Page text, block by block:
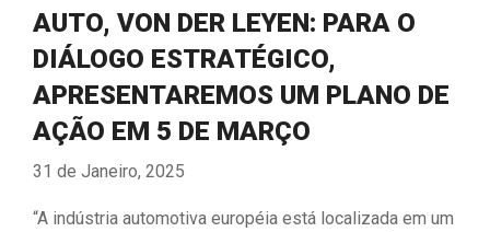
AUTO, VON DER LEYEN: PARA O
DIÁLOGO ESTRATÉGICO,
APRESENTAREMOS UM PLANO DE
AÇÃO EM 5 DE MARÇO
31 de Janeiro, 2025
“A indústria automotiva européia está localizada em um